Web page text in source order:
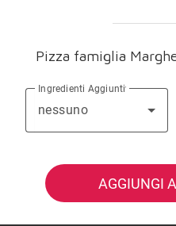
Pizza famiglia
Ingredienti Aggiuntivi
nessuno
AGGIUNGI